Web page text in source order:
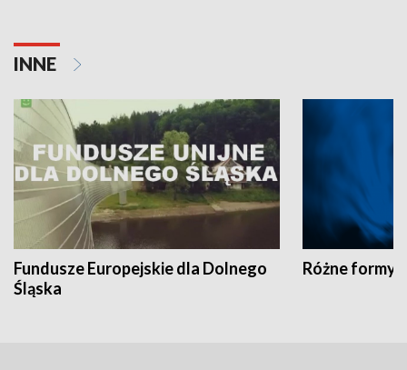
INNE
Fundusze Europejskie dla Dolnego
Śląska
Różne formy